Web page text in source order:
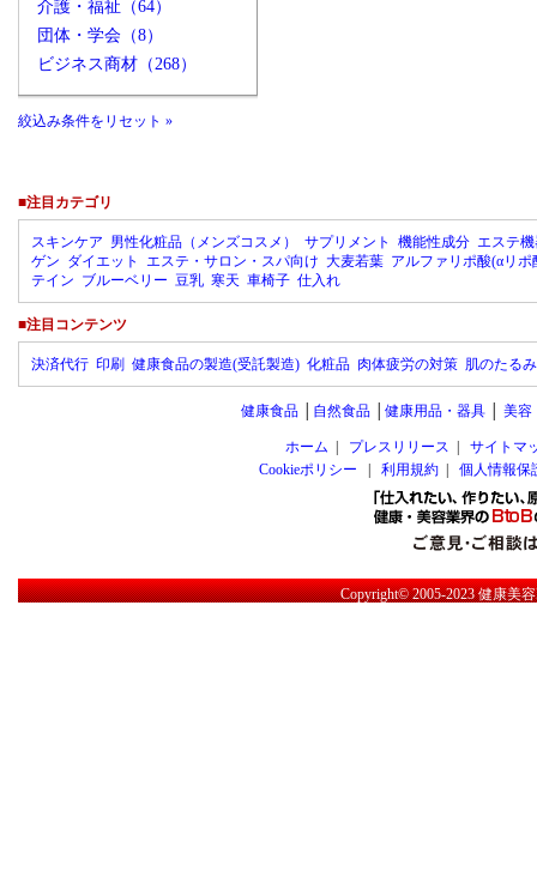
介護・福祉（64）
団体・学会（8）
ビジネス商材（268）
絞込み条件をリセット »
■注目カテゴリ
スキンケア 男性化粧品（メンズコスメ） サプリメント 機能性成分 エステ
ゲン ダイエット エステ・サロン・スパ向け 大麦若葉 アルファリポ酸(αリポ
テイン ブルーベリー 豆乳 寒天 車椅子 仕入れ
■注目コンテンツ
決済代行 印刷 健康食品の製造(受託製造) 化粧品 肉体疲労の対策 肌のたる
健康食品│ 自然食品│ 健康用品・器具│ 美容
ホーム プレスリリース
サイトマ
Cookieポリシー
利用規約| 個人情報保
Copyright© 2005-2023健康美